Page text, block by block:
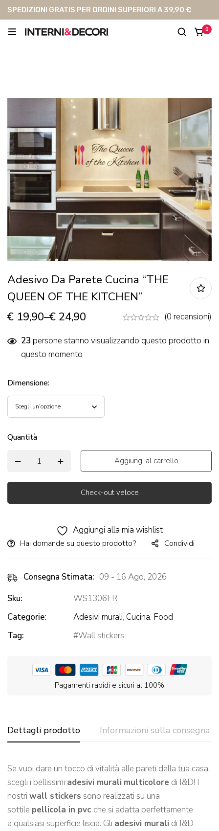
SPEDIZIONI GRATIS PER ORDINI SUPERIORI A 39,90 €
0
Adesivo Da Parete Cucina “THE
QUEEN OF THE KITCHEN”
€ 19,90–€ 24,90 (0 recensioni)
23 persone stanno visualizzando questo prodotto in
questo momento
Dimensione:
Quantità
Aggiungi al carrello
Check-out veloce
Aggiungi alla mia wishlist
Hai domande su questo prodotto? Condividi
Consegna Stimata: 09 - 16 Ago, 2026
Sku:
WS1306FR
Categorie:
Adesivi murali, Cucina, Food
Tag:
Wall stickers
Pagamenti rapidi e sicuri al 100%
Dettagli prodotto Informazioni sulla consegna
Se vuoi dare un tocco di vitalità alle pareti della tua casa,
scegli i bellissimi adesivi murali multicolore di I&D! I
nostri wall stickers sono realizzati su una
sottile pellicola in pvc che si adatta perfettamente
a qualsiasi superficie liscia. Gli adesivi murali di I&D